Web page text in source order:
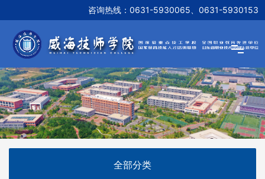
咨询热线： 0631-5930065、0631-5930153
网站首页
学院概况
全部分类